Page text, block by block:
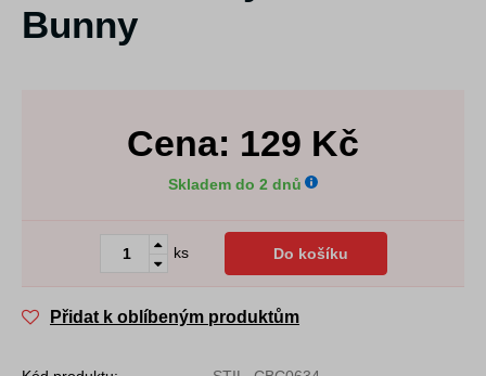
Bunny
Cena: 129 Kč
Skladem do 2 dnů
ks Do košíku
Přidat k oblíbeným produktům